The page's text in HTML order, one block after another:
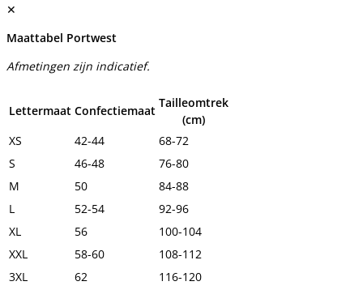
✕
Maattabel Portwest
Afmetingen zijn indicatief.
Lettermaat Confectiemaat
Tailleomtrek
(cm)
XS
42-44
68-72
S
46-48
76-80
M
50
84-88
L
52-54
92-96
XL
56
100-104
XXL
58-60
108-112
3XL
62
116-120